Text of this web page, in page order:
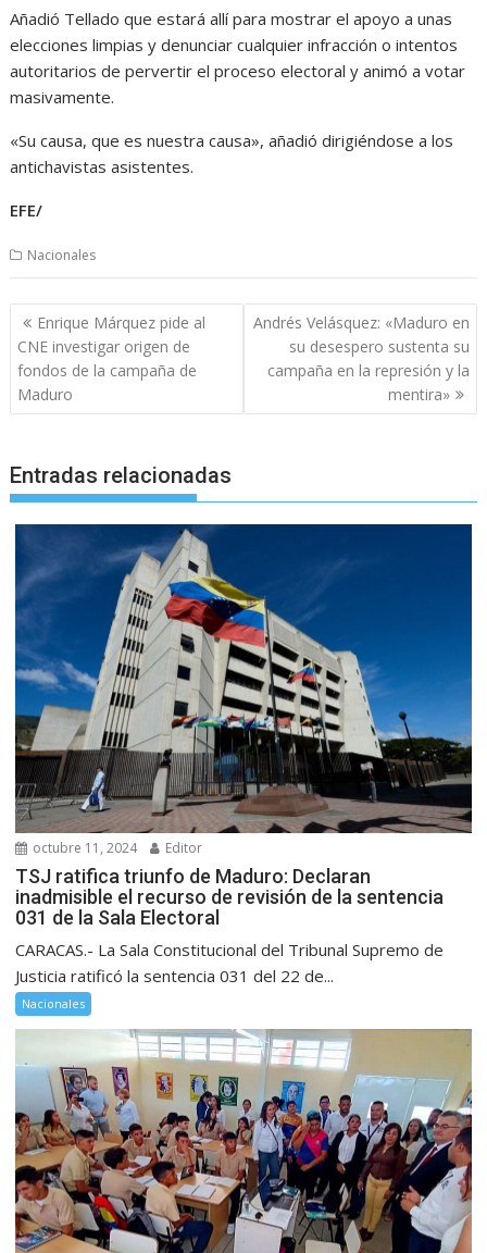
Añadió Tellado que estará allí para mostrar el apoyo a unas
elecciones limpias y denunciar cualquier infracción o intentos
autoritarios de pervertir el proceso electoral y animó a votar
masivamente.
«Su causa, que es nuestra causa», añadió dirigiéndose a los
antichavistas asistentes.
EFE/
Nacionales
Navegación
de
entradas
Enrique Márquez pide al
CNE investigar origen de
fondos de la campaña de
Maduro
Andrés Velásquez: «Maduro en
su desespero sustenta su
campaña en la represión y la
mentira»
Entradas relacionadas
octubre 11, 2024 Editor
TSJ ratifica triunfo de Maduro: Declaran
inadmisible el recurso de revisión de la sentencia
031 de la Sala Electoral
CARACAS.- La Sala Constitucional del Tribunal Supremo de
Justicia ratificó la sentencia 031 del 22 de...
Nacionales